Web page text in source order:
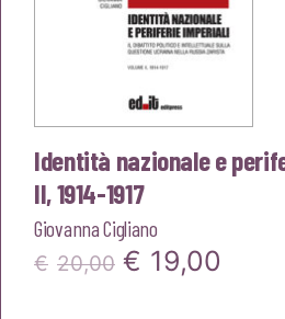
Identità nazionale e
II, 1914-1917
Giovanna Cigliano
€ 20,00 Il
€ 19,00